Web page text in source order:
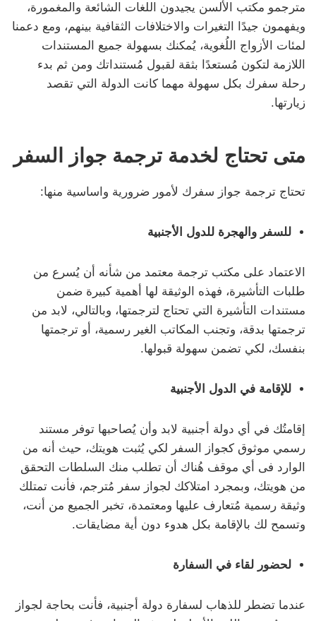
مترجمو مكتب الألسن يجيدون اللغات الشائعة والمغمورة،
ويفهمون جيدًا التغيرات والاختلافات الثقافية بينهم، ومع دعمنا
لمئات الأزواج اللُغوية، يُمكنك بسهولة جميع المستندات
اللازمة لتكون مُستعدًا بثقة لقبول مُستنداتك ومن ثم بدء
رحلة سفرك بكل سهولة مهما كانت الدولة التي تقصد
زيارتها.
متى تحتاج لخدمة ترجمة جواز السفر
تحتاج ترجمة جواز سفرك لأمور ضرورية واساسية منها:
للسفر والهجرة للدول الأجنبية
الاعتماد على مكتب ترجمة معتمد من شأنه أن يُسرع من
طلبات التأشيرة، فهذه الوثيقة لها أهمية كبيرة ضمن
مستندات التأشيرة التي تحتاج لترجمتها، وبالتالي، لابد من
ترجمتها بدقة، وتجنب المكاتب الغير رسمية، أو ترجمتها
بنفسك، لكي تضمن سهولة قبولها.
للإقامة في الدول الأجنبية
إقامتُك في أي دولة أجنبية لابد وأن يُصاحبها توفر مستند
رسمي موثوق كجواز السفر لكي يُثبت هويتك، حيث أنه من
الوارد فى أي موقف هُناك أن تطلب منك السلطات التحقق
من هويتك، وبمجرد امتلاكك لجواز سفر مُترجم، فأنت تمتلك
وثيقة رسمية مُتعارف عليها ومعتمدة، تخبر الجميع من أنت،
وتسمح لك بالإقامة بكل هدوء دون أية مضايقات.
لحضور لقاء في السفارة
عندما تضطر للذهاب لسفارة دولة أجنبية، فأنت بحاجة لجواز